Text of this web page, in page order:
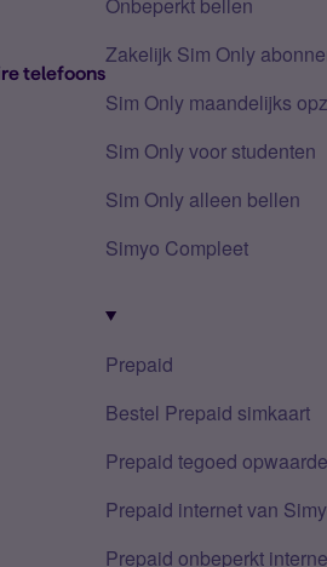
telefoons
Zakelijk Sim Only
Sim Only maandelijks
Sim Only voor studenten
Sim Only alleen bellen
Simyo Compleet
Prepaid
Bestel Prepaid simkaart
Prepaid tegoed
Prepaid internet van
Prepaid onbeperkt